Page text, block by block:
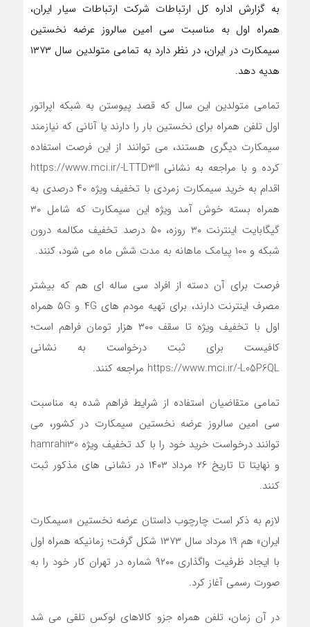
به گزارش اداره کل ارتباطات شرکت ارتباطات سیار ایران،
همراه اول به مناسبت سی امین سالروز عرضه نخستین
سیمکارت در ایران، در نظر دارد به تمامی متولدین سال ۱۳۷۳
هدیه دهد.
تمامی متولدین این سال که قصد پیوستن به شبکه اپراتور
اول تلفن همراه برای نخستین بار را دارند یا آنانی که نیازمند
سیمکارت دیگری هستند، می توانند از این فرصت استفاده
کرده و با مراجعه به نشانی https://www.mci.ir/-LTTD3II
اقدام به خرید سیمکارت زمردی با تخفیف ویژه ۴۰ درصدی به
همراه بسته خوش آمد ویژه این سیمکارت که شامل ۳۰
گیگابایت اینترنت ۳۰ روزه، ۵۰ درصد تخفیف مکالمه درون
شبکه و ۱۰۰ پیامک ماهانه به مدت شش ماه می شود، کنند.
فرصت برای آن دسته از افراد سی ساله ای هم که بیشتر
مصرف اینترنت دارند، برای تهیه مودم های ۴G و ۵G همراه
اول با تخفیف ویژه تا سقف ۳۰۰ هزار تومان فراهم است؛
کافیست برای ثبت درخواست به نشانی
https://www.mci.ir/-L05P6QL مراجعه کنند.
تمامی متقاضیان استفاده از شرایط فراهم شده به مناسبت
سی امین سالروز عرضه نخستین سیمکارت در کشور، می
توانند درخواست خرید خود را با کد تخفیف ویژه hamrahi30
و نهایتا تا تاریخ ۲۶ مرداد ۱۴۰۳ در نشانی های مذکور ثبت
کنند.
لازم به ذکر است چارچوب داستان عرضه نخستین «سیمکارت
ایران» هم ۱۹ مرداد سال ۱۳۷۳ شکل گرفت؛ زمانیکه همراه اول
با ایجاد ظرفیت واگذاری ۹۲۰۰ شماره در تهران کار خود را به
صورت رسمی آغاز کرد.
در آن زمان، تلفن همراه جزو کالاهای لوکس تلقی می شد